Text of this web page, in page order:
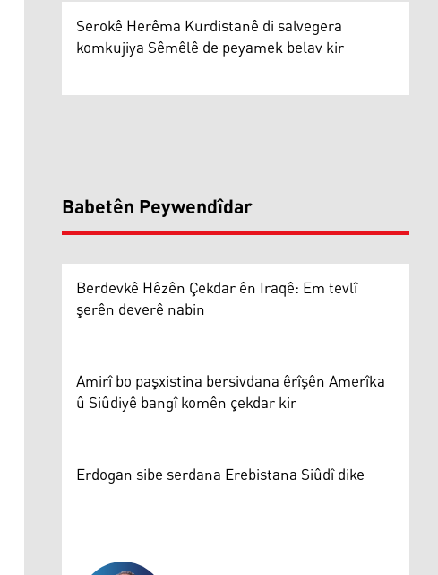
Serokê Herêma Kurdistanê di salvegera
komkujiya Sêmêlê de peyamek belav kir
Babetên Peywendîdar
Berdevkê Hêzên Çekdar ên Iraqê: Em tevlî
şerên deverê nabin
Amirî bo paşxistina bersivdana êrîşên Amerîka
û Siûdiyê bangî komên çekdar kir
Erdogan sibe serdana Erebistana Siûdî dike